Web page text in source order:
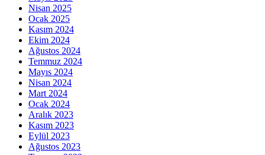
Nisan 2025
Ocak 2025
Kasım 2024
Ekim 2024
Ağustos 2024
Temmuz 2024
Mayıs 2024
Nisan 2024
Mart 2024
Ocak 2024
Aralık 2023
Kasım 2023
Eylül 2023
Ağustos 2023